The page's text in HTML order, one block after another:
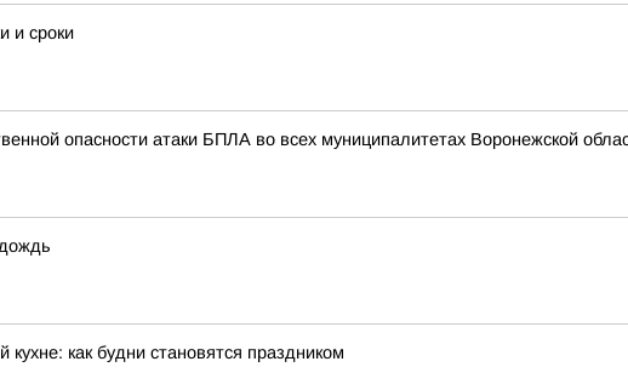
и сроки
опасности атаки БПЛА во всех муниципалитетах Воронежской
как будни становятся праздником